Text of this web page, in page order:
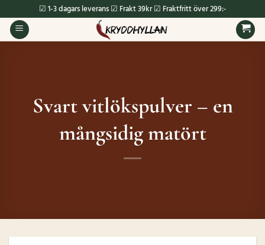
to
content
☑ 1-3 dagars leverans ☑ Frakt 39kr ☑ Fraktfritt över 299:-
Svart vitlökspulver – en
mångsidig matört